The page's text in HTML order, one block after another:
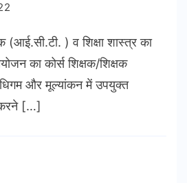
) व शिक्षा शास्त्र का
का कोर्स शिक्षक/शिक्षक
और मूल्यांकन में उपयुक्त
करने […]